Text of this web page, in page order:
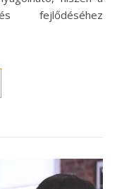
fejlődéséhez